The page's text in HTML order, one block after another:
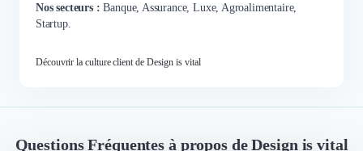
Nos secteurs :Banque, Assurance, Luxe, Agroalimentaire,
Startup.
Découvrir la culture client de Design is vital
Questions Fréquentes à propos de Design is vital